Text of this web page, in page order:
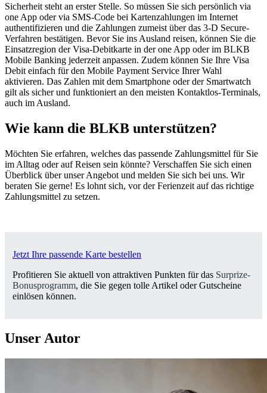
Sicherheit steht an erster Stelle. So müssen Sie sich persönlich via
one App oder via SMS-Code bei Kartenzahlungen im Internet
authentifizieren und die Zahlungen zumeist über das 3-D Secure-
Verfahren bestätigen. Bevor Sie ins Ausland reisen, können Sie die
Einsatzregion der Visa-Debitkarte in der one App oder im BLKB
Mobile Banking jederzeit anpassen. Zudem können Sie Ihre Visa
Debit einfach für den Mobile Payment Service Ihrer Wahl
aktivieren. Das Zahlen mit dem Smartphone oder der Smartwatch
gilt als sicher und funktioniert an den meisten Kontaktlos-Terminals,
auch im Ausland.
Wie kann die BLKB unterstützen?
Möchten Sie erfahren, welches das passende Zahlungsmittel für Sie
im Alltag oder auf Reisen sein könnte? Verschaffen Sie sich einen
Überblick über unser Angebot und melden Sie sich bei uns. Wir
beraten Sie gerne! Es lohnt sich, vor der Ferienzeit auf das richtige
Zahlungsmittel zu setzen.
Jetzt Ihre passende Karte bestellen
Profitieren Sie aktuell von attraktiven Punkten für das Surprize-
Bonusprogramm, die Sie gegen tolle Artikel oder Gutscheine
einlösen können.
Unser Autor